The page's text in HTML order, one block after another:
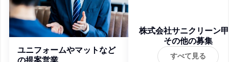
ユニフォームやマットなど
の提案営業
株式会社サニクリーン
越
その他の募集
すべて見る